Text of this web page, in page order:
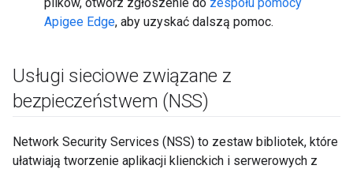
Apigee Edge, aby uzyskać dalszą pomoc.
Usługi sieciowe związane z
bezpieczeństwem (NSS)
Network Security Services (NSS) to zestaw bibliotek, które
ułatwiają tworzenie aplikacji klienckich i serwerowych z